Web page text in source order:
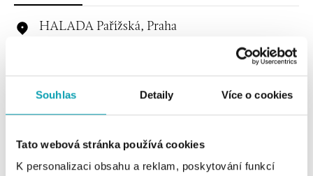
Souhlas Detaily Více o cookies
Tato webová stránka používá cookies
K personalizaci obsahu a reklam, poskytování funkcí
HALADA Pařížská, Praha
dnes otevřeno do 18:00
HALADA Na Příkopě, Praha
tel.: +420608028615